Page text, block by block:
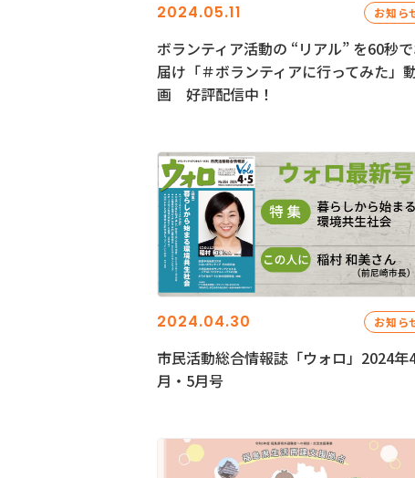
2024.05.11 お知ら
ボランティア活動の “リアル” を60秒
届け「＃ボランティアに行ってみた」
画 好評配信中！
2024.04.30 お知ら
市民活動総合情報誌「ウォロ」2024年
月・5月号